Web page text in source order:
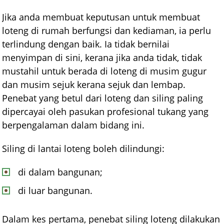
Jika anda membuat keputusan untuk membuat
loteng di rumah berfungsi dan kediaman, ia perlu
terlindung dengan baik. Ia tidak bernilai
menyimpan di sini, kerana jika anda tidak, tidak
mustahil untuk berada di loteng di musim gugur
dan musim sejuk kerana sejuk dan lembap.
Penebat yang betul dari loteng dan siling paling
dipercayai oleh pasukan profesional tukang yang
berpengalaman dalam bidang ini.
Siling di lantai loteng boleh dilindungi:
di dalam bangunan;
di luar bangunan.
Dalam kes pertama, penebat siling loteng dilakukan